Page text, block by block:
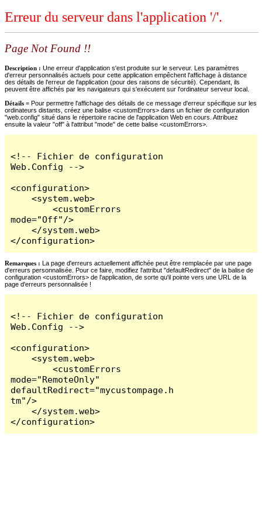
Erreur du serveur dans l'application '/'.
Page Not Found !!
Description : Une erreur d'application s'est produite sur le serveur. Les paramètres
d'erreur personnalisés actuels pour cette application empêchent l'affichage à distance
des détails de l'erreur de l'application (pour des raisons de sécurité). Cependant, ils
peuvent être affichés par les navigateurs qui s'exécutent sur l'ordinateur serveur local.
Détails = Pour permettre l'affichage des détails de ce message d'erreur spécifique sur les
ordinateurs distants, créez une balise <customErrors> dans un fichier de configuration
"web.config" situé dans le répertoire racine de l'application Web en cours. Attribuez
ensuite la valeur "off" à l'attribut "mode" de cette balise <customErrors>.
<!-- Fichier de configuration
Web.Config -->
<configuration>
    <system.web>
        <customErrors
mode="Off"/>
    </system.web>
</configuration>
Remarques : La page d'erreurs actuellement affichée peut être remplacée par une page
d'erreurs personnalisée. Pour ce faire, modifiez l'attribut "defaultRedirect" de la balise de
configuration <customErrors> de l'application, de sorte qu'il pointe vers une URL de la
page d'erreurs personnalisée !
<!-- Fichier de configuration
Web.Config -->
<configuration>
    <system.web>
        <customErrors
mode="RemoteOnly"
defaultRedirect="mycustompage.h
tm"/>
    </system.web>
</configuration>